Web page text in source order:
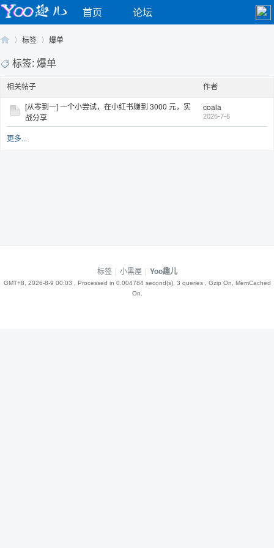
首页 论坛
Yo›
标签 爆单
标签: 爆单
相关帖子
作者
[从零到一] 一个小尝试，在小红书赚到 3000 元，实
战分享
coala
2026-7-6
更多...
标签 | 小黑屋 | Yoo趣儿
GMT+8, 2026-8-9 00:03 , Processed in 0.004784 second(s), 3 queries , Gzip On, MemCached
On.